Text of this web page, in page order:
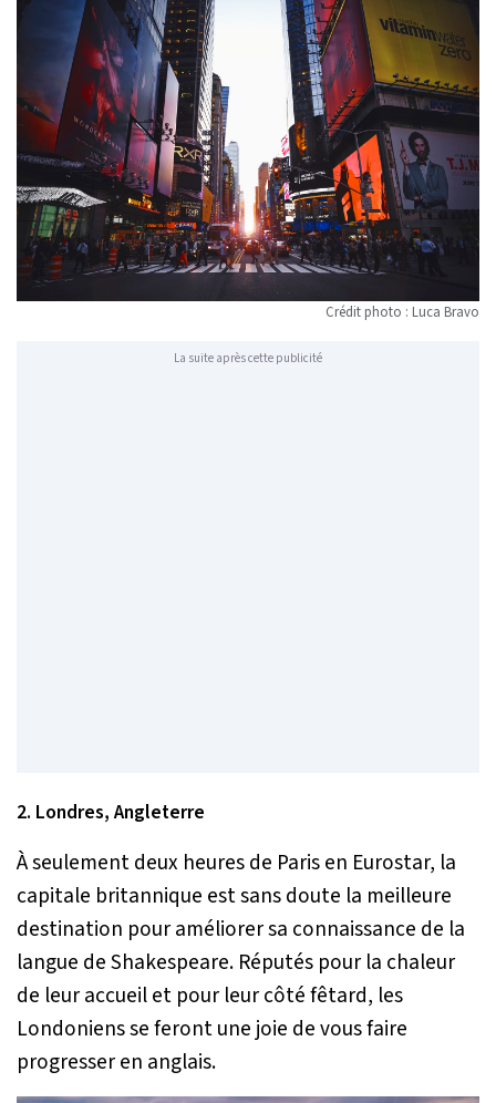
Crédit photo : Luca Bravo
La suite après cette publicité
2. Londres, Angleterre
À seulement deux heures de Paris en Eurostar, la
capitale britannique est sans doute la meilleure
destination pour améliorer sa connaissance de la
langue de Shakespeare. Réputés pour la chaleur
de leur accueil et pour leur côté fêtard, les
Londoniens se feront une joie de vous faire
progresser en anglais.